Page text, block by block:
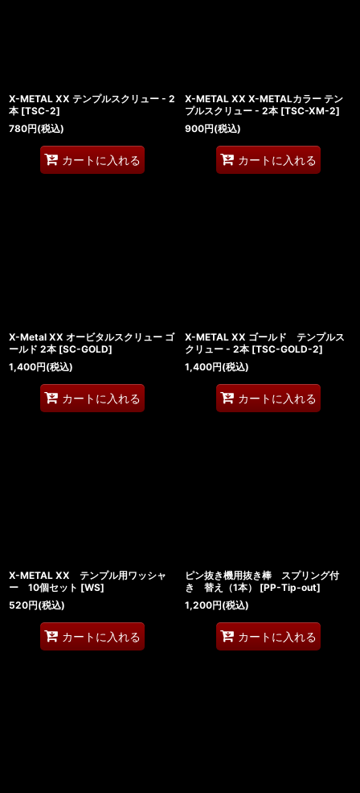
X-METAL XX テンプルスクリュー - 2
本 [TSC-2]
780円(税込)
カートに入れる
X-METAL XX X-METALカラー テン
プルスクリュー - 2本 [TSC-XM-2]
900円(税込)
カートに入れる
X-Metal XX オービタルスクリュー ゴ
ールド 2本 [SC-GOLD]
1,400円(税込)
カートに入れる
X-METAL XX ゴールド テンプルス
クリュー - 2本 [TSC-GOLD-2]
1,400円(税込)
カートに入れる
X-METAL XX テンプル用ワッシャ
ー 10個セット [WS]
520円(税込)
カートに入れる
ピン抜き機用抜き棒 スプリング付
き 替え（1本）
[PP-Tip-out]
1,200円(税込)
カートに入れる